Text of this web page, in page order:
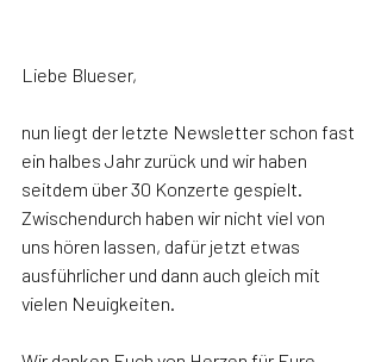
Liebe Blueser,
nun liegt der letzte Newsletter schon fast
ein halbes Jahr zurück und wir haben
seitdem über 30 Konzerte gespielt.
Zwischendurch haben wir nicht viel von
uns hören lassen, dafür jetzt etwas
ausführlicher und dann auch gleich mit
vielen Neuigkeiten.